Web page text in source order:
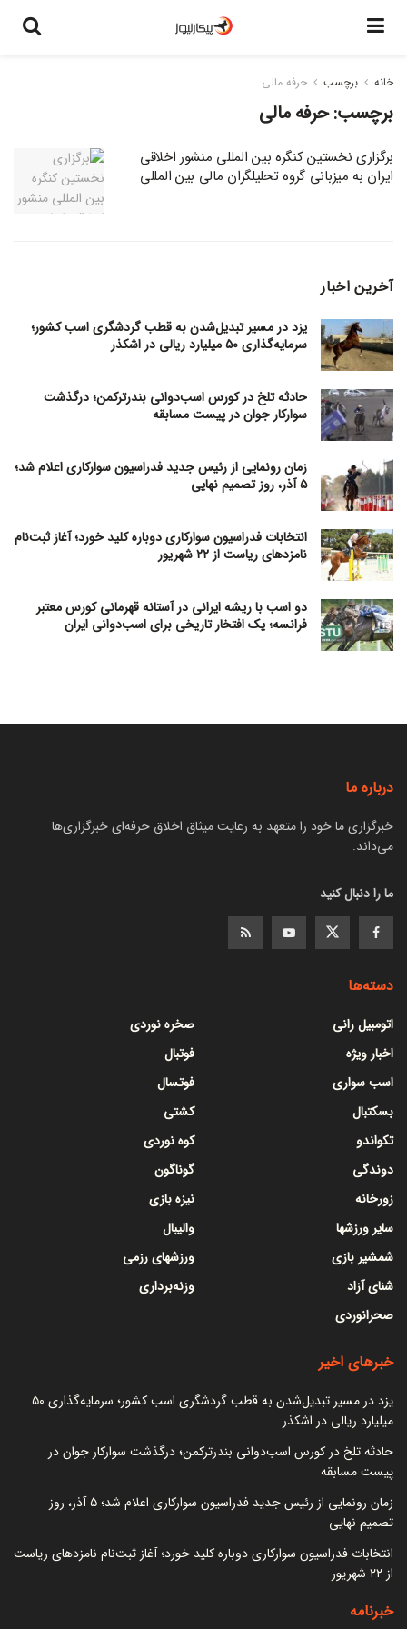
خانه برچسب حرفه مالی
برچسب:حرفه مالی
برگزاری نخستین کنگره بین المللی منشور اخلاقی
ایران به میزبانی گروه تحلیلگران مالی بین المللی
آخرین اخبار
یزد در مسیر تبدیل‌شدن به قطب گردشگری اسب کشور؛
سرمایه‌گذاری ۵۰ میلیارد ریالی در اشکذر
حادثه تلخ در کورس اسب‌دوانی بندرترکمن؛ درگذشت
سوارکار جوان در پیست مسابقه
زمان رونمایی از رئیس جدید فدراسیون سوارکاری اعلام شد؛
۵ آذر، روز تصمیم نهایی
انتخابات فدراسیون سوارکاری دوباره کلید خورد؛ آغاز ثبت‌نام
نامزدهای ریاست از ۲۲ شهریور
دو اسب با ریشه ایرانی در آستانه قهرمانی کورس معتبر
فرانسه؛ یک افتخار تاریخی برای اسب‌دوانی ایران
درباره ما
خبرگزاری ما خود را متعهد به رعایت میثاق اخلاق حرفه‌ای خبرگزاری‌ها
می‌داند.
ما را دنبال کنید
دسته‌ها
اتومبیل رانی
اخبار ویژه
اسب سواری
بسکتبال
تکواندو
دوندگی
زورخانه
سایر ورزشها
شمشیر بازی
شنای آزاد
صحرانوردی
صخره نوردی
فوتبال
فوتسال
کشتی
کوه نوردی
گوناگون
نیزه بازی
والیبال
ورزشهای رزمی
وزنه‌برداری
خبرهای اخیر
یزد در مسیر تبدیل‌شدن به قطب گردشگری اسب کشور؛ سرمایه‌گذاری ۵۰
میلیارد ریالی در اشکذر
حادثه تلخ در کورس اسب‌دوانی بندرترکمن؛ درگذشت سوارکار جوان در
پیست مسابقه
زمان رونمایی از رئیس جدید فدراسیون سوارکاری اعلام شد؛ ۵ آذر، روز
تصمیم نهایی
انتخابات فدراسیون سوارکاری دوباره کلید خورد؛ آغاز ثبت‌نام نامزدهای ریاست
از ۲۲ شهریور
خبرنامه